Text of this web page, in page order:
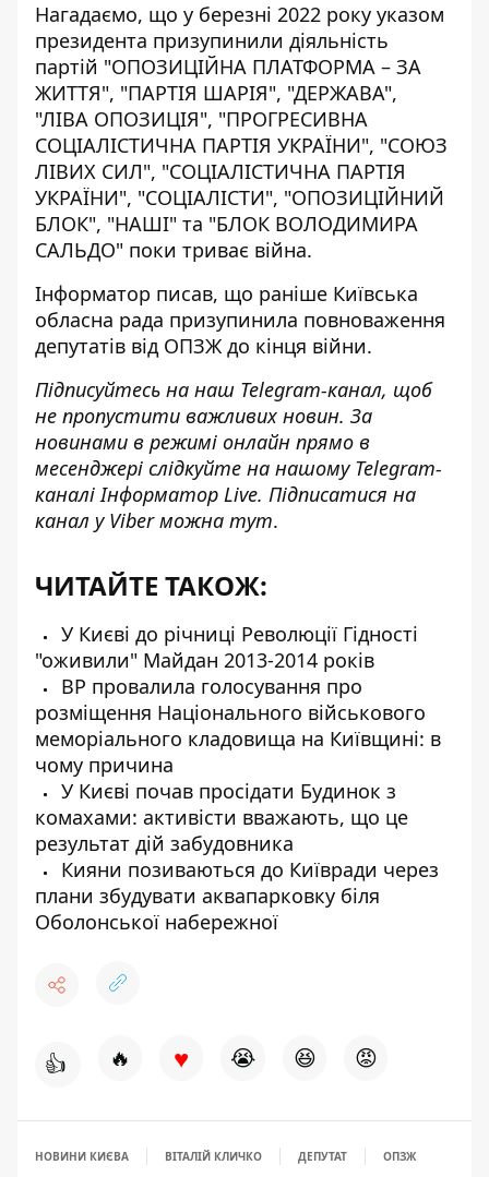
Нагадаємо, що у березні 2022 року указом
президента призупинили діяльність
партій "ОПОЗИЦІЙНА ПЛАТФОРМА – ЗА
ЖИТТЯ", "ПАРТІЯ ШАРІЯ", "ДЕРЖАВА",
"ЛІВА ОПОЗИЦІЯ", "ПРОГРЕСИВНА
СОЦІАЛІСТИЧНА ПАРТІЯ УКРАЇНИ", "СОЮЗ
ЛІВИХ СИЛ", "СОЦІАЛІСТИЧНА ПАРТІЯ
УКРАЇНИ", "СОЦІАЛІСТИ", "ОПОЗИЦІЙНИЙ
БЛОК", "НАШІ" та "БЛОК ВОЛОДИМИРА
САЛЬДО" поки триває війна.
Інформатор писав, що раніше Київська
обласна рада призупинила повноваження
депутатів від ОПЗЖ до кінця війни.
Підписуйтесь на наш Telegram-канал, щоб
не пропустити важливих новин. За
новинами в режимі онлайн прямо в
месенджері слідкуйте на нашому Telegram-
каналіІнформатор Live. Підписатися на
канал у Viber можна тут.
ЧИТАЙТЕ ТАКОЖ:
У Києві до річниці Революції Гідності
"оживили" Майдан 2013-2014 років
ВР провалила голосування про
розміщення Національного військового
меморіального кладовища на Київщині: в
чому причина
У Києві почав просідати Будинок з
комахами: активісти вважають, що це
результат дій забудовника
Кияни позиваються до Київради через
плани збудувати аквапарковку біля
Оболонської набережної
👍 🔥 ♥ 😭 😆 😡
НОВИНИ КИЄВА ВІТАЛІЙ КЛИЧКО ДЕПУТАТ ОПЗЖ